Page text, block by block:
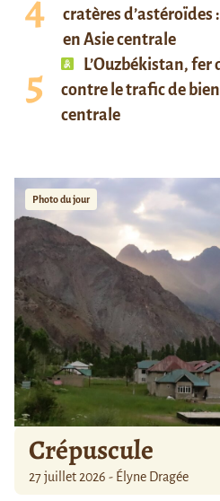
cratères d’astéroïdes
en Asie centrale
L’Ouzbékistan,
contre le trafic de
centrale
Photo du jour
Crépuscule
27 juillet 2026 - Élyne Dragée